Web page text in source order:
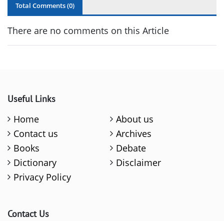
Total Comments (0)
There are no comments on this Article
Useful Links
Home
About us
Contact us
Archives
Books
Debate
Dictionary
Disclaimer
Privacy Policy
Contact Us